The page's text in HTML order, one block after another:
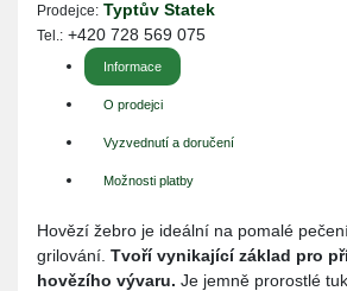
Prodejce: Typtův Statek
Tel.: +420 728 569 075
Informace
O prodejci
Vyzvednutí a doručení
Možnosti platby
Hovězí žebro je ideální na pomalé
grilování. Tvoří vynikající základ pro
hovězího vývaru. Je jemně prorostlé